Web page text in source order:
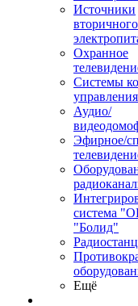
Источники
вторичного
Охранное
Системы
Аудио/
Эфирное/
система
"Болид"
Ещё